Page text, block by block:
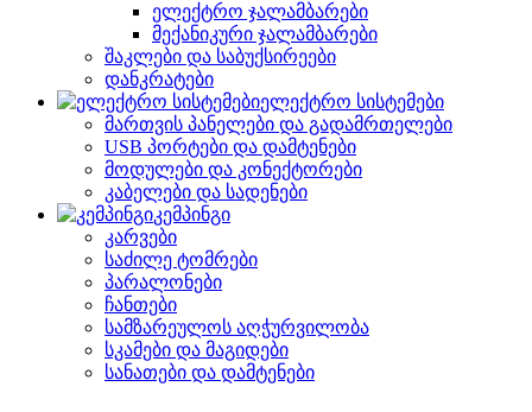
ელექტრო ჯალამბარები
მექანიკური ჯალამბარები
შაკლები და საბუქსირეები
დანკრატები
ელექტრო სისტემები
მართვის პანელები და გადამრთელები
USB პორტები და დამტენები
მოდულები და კონექტორები
კაბელები და სადენები
კემპინგი
კარვები
საძილე ტომრები
პარალონები
ჩანთები
სამზარეულოს აღჭურვილობა
სკამები და მაგიდები
სანათები და დამტენები